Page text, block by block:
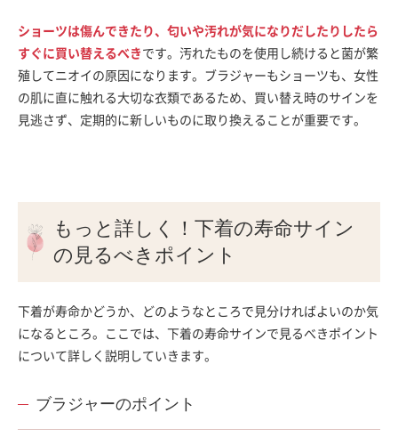
ショーツは傷んできたり、匂いや汚れが気になりだしたりしたら
すぐに買い替えるべきです。汚れたものを使用し続けると菌が繁
殖してニオイの原因になります。ブラジャーもショーツも、女性
の肌に直に触れる大切な衣類であるため、買い替え時のサインを
見逃さず、定期的に新しいものに取り換えることが重要です。
もっと詳しく！下着の寿命サイン
の見るべきポイント
下着が寿命かどうか、どのようなところで見分ければよいのか気
になるところ。ここでは、下着の寿命サインで見るべきポイント
について詳しく説明していきます。
ブラジャーのポイント